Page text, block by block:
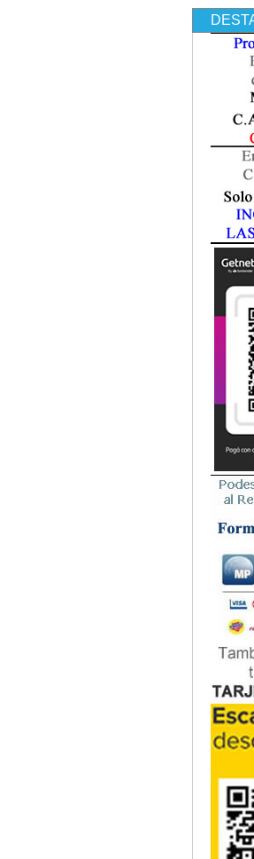
Enfermería
Epidemiología
Farmacia /
Fisiatría /
Fisiología /
Geriatría
Ginecología
Hematología
Histología
Homeopatía
Infectología
Inmunología
Medicina
Medicina
Medicina
Medicina
Medicina
Microbiología
Nefrología
Neumología
Neurocirugía
Neurología
Nutrición
Odontología
Oftalmología
Oncología /
Ortopedía /
Osteopatía
Podología
Psicología
Psiquiatría
Química